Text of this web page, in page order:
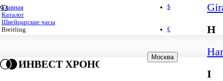
$
€
Москва
H
I
ИНВЕСТ ХРОНО
Главная
Каталог
Швейцарские часы
Breitling